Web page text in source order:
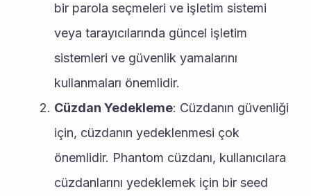
bir parola seçmeleri ve işletim sistemi
veya tarayıcılarında güncel işletim
sistemleri ve güvenlik yamalarını
kullanmaları önemlidir.
Cüzdan Yedekleme: Cüzdanın güvenliği
için, cüzdanın yedeklenmesi çok
önemlidir. Phantom cüzdanı, kullanıcılara
cüzdanlarını yedeklemek için bir seed